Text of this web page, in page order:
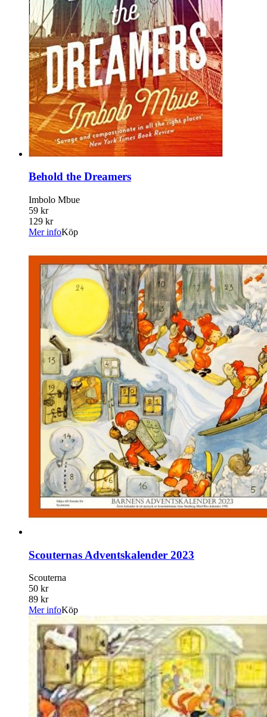
Behold the Dreamers
Imbolo Mbue
59 kr
129 kr
Mer infoKöp
Scouternas Adventskalender 2023
Scouterna
50 kr
89 kr
Mer infoKöp